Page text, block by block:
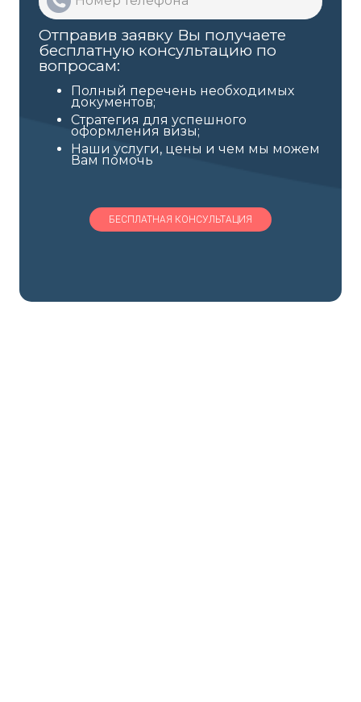
Отправив заявку Вы получаете
бесплатную консультацию по
вопросам:
Полный перечень необходимых
документов;
Стратегия для успешного
оформления визы;
Наши услуги, цены и чем мы можем
Вам помочь